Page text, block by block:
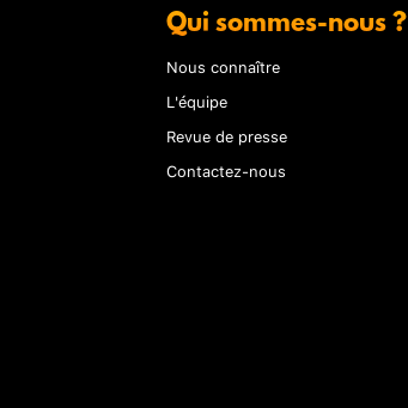
Qui sommes-nous ?
Nous connaître
L'équipe
Revue de presse
Contactez-nous